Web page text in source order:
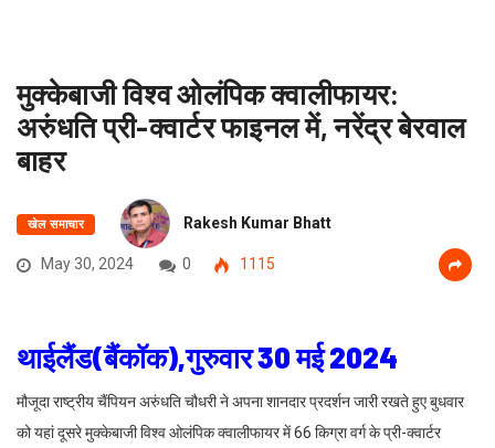
मुक्केबाजी विश्व ओलंपिक क्वालीफायर:
अरुंधति प्री-क्वार्टर फाइनल में, नरेंद्र बेरवाल
बाहर
खेल समाचार Rakesh Kumar Bhatt
May 30, 2024 0 1115